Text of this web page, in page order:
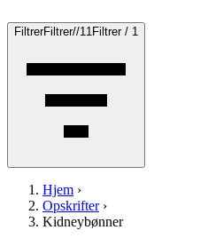
FiltrerFiltrer//1 1 Filtrer / 1
Hjem ›
Opskrifter›
Kidneybønner